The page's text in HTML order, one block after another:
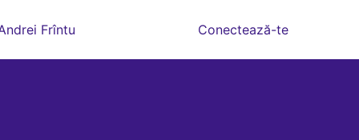
Frîntu Conectează-te